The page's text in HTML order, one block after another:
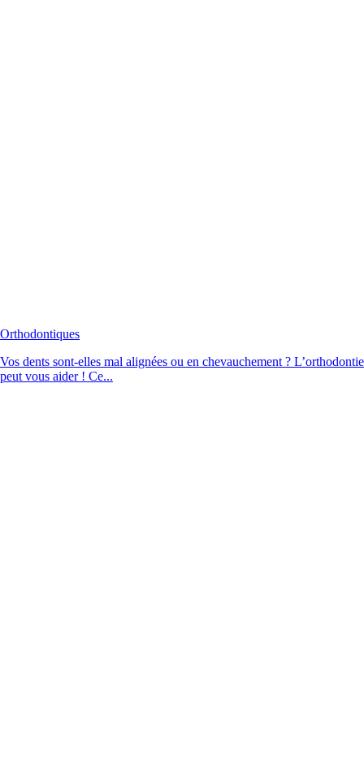
Orthodontiques
Vos dents sont-elles mal alignées ou en chevauchement ? L’orthodontie
peut vous aider ! Ce...